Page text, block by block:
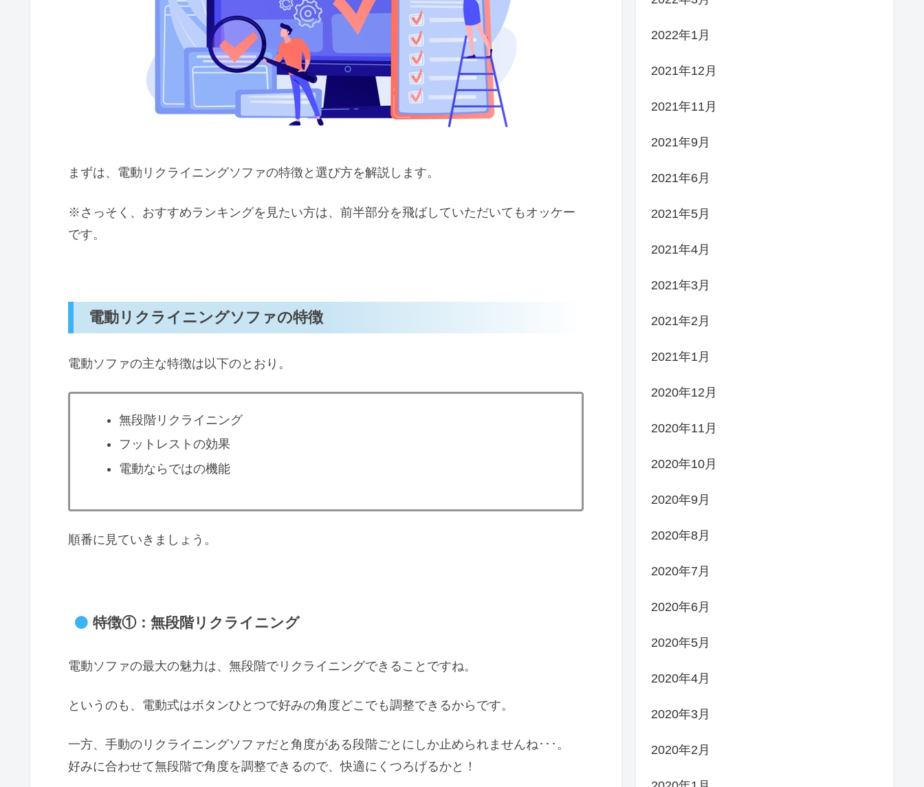
まずは、電動リクライニングソファの特徴と選び方を解説します。
※さっそく、おすすめランキングを見たい方は、前半部分を飛ばしていただいてもオッケー
です。
電動リクライニングソファの特徴
電動ソファの主な特徴は以下のとおり。
無段階リクライニング
フットレストの効果
電動ならではの機能
順番に見ていきましょう。
特徴①：無段階リクライニング
電動ソファの最大の魅力は、無段階でリクライニングできることですね。
というのも、電動式はボタンひとつで好みの角度どこでも調整できるからです。
一方、手動のリクライニングソファだと角度がある段階ごとにしか止められませんね･･･。
好みに合わせて無段階で角度を調整できるので、快適にくつろげるかと！
2022年1月
2021年12月
2021年11月
2021年9月
2021年6月
2021年5月
2021年4月
2021年3月
2021年2月
2021年1月
2020年12月
2020年11月
2020年10月
2020年9月
2020年8月
2020年7月
2020年6月
2020年5月
2020年4月
2020年3月
2020年2月